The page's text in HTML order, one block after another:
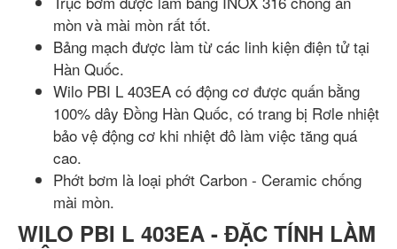
mòn và mài mòn rất tốt.
Bảng mạch được làm từ các linh kiện điện tử tại
Hàn Quốc.
Wilo PBI L 403EA có động cơ được quấn bằng
100% dây Đồng Hàn Quốc, có trang bị Rơle nhiệt
bảo vệ động cơ khi nhiệt đô làm việc tăng quá
cao.
Phớt bơm là loại phớt Carbon - Ceramic chống
mài mòn.
WILO PBI L 403EA - ĐẶC TÍNH LÀM